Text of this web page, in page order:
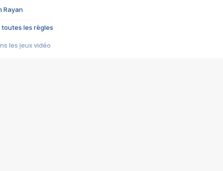
Rayan
toutes les règles
les jeux vidéo